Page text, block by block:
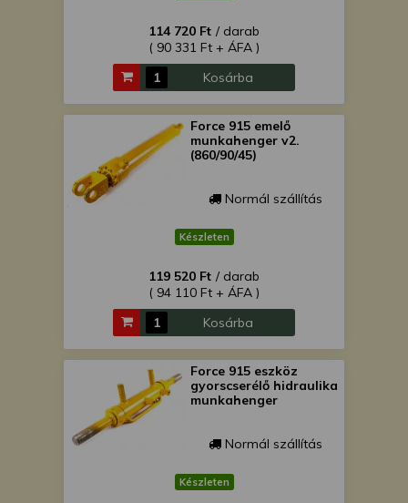
114 720 Ft / darab
( 90 331 Ft + ÁFA )
Kosárba
Force 915 emelő
munkahenger v2.
(860/90/45)
Normál szállítás
Készleten
119 520 Ft / darab
( 94 110 Ft + ÁFA )
Kosárba
Force 915 eszköz
gyorscserélő hidraulika
munkahenger
Normál szállítás
Készleten